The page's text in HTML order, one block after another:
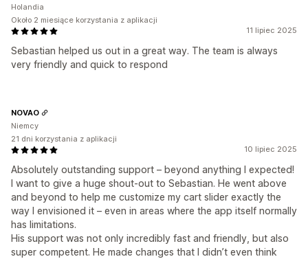
11 lipiec 2025
Sebastian helped us out in a great way. The team is always
very friendly and quick to respond
Holandia
Około 2 miesiące korzystania z aplikacji
10 lipiec 2025
Absolutely outstanding support – beyond anything I expected!
I want to give a huge shout-out to Sebastian. He went above
and beyond to help me customize my cart slider exactly the
way I envisioned it – even in areas where the app itself normally
has limitations.
His support was not only incredibly fast and friendly, but also
super competent. He made changes that I didn’t even think
NOVAO
Niemcy
21 dni korzystania z aplikacji